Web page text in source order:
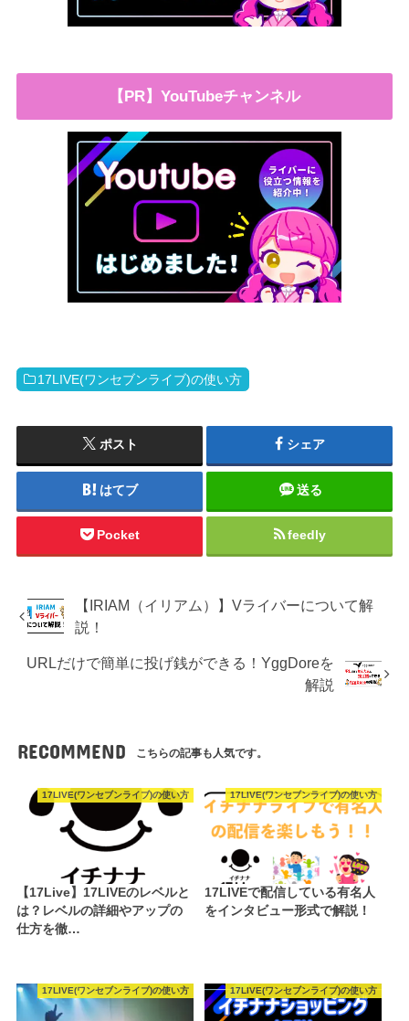
【PR】YouTubeチャンネル
17LIVE(ワンセブンライブ)の使い方
ポスト シェア
はてブ 送る
Pocket feedly
【IRIAM（イリアム）】Vライバーについて解
説！
URLだけで簡単に投げ銭ができる！YggDoreを
解説
RECOMMEND こちらの記事も人気です。
17LIVE(ワンセブンライブ)の使い方
【17Live】17LIVEのレベルと
は？レベルの詳細やアップの
仕方を徹…
17LIVE(ワンセブンライブ)の使い方
17LIVEで配信している有名人
をインタビュー形式で解説！
17LIVE(ワンセブンライブ)の使い方 17LIVE(ワンセブンライブ)の使い方